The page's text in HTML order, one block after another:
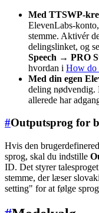
Med TTSWP-
ElevenLabs-
stemme. Aktivér
delingslinket, og
Speech → PRO
hvordan i How do
Med din egen
deling nødvendig.
allerede har
#Outputsprog for
Hvis den
sprog, skal du indstille
ID. Det styrer
stemme, der læser
setting" for at følge